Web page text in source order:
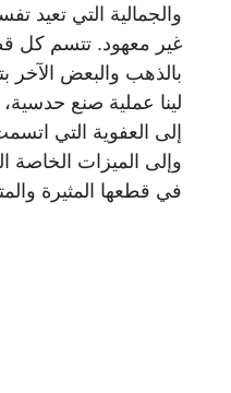
والجمالية التي تعيد
غير معهود. تتسم كل
بالذهب والبعض الآخر
لينا عملية صنع
إلى العفوية التي
وإلى الميزات الخاصة
في قطعها المثيرة